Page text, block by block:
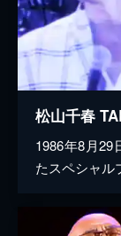
松山千春
1986年8月29
たスペシャル